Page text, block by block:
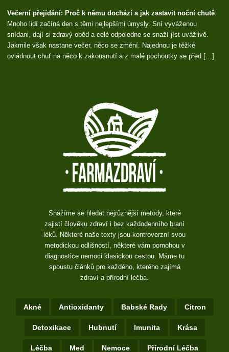
Večerní přejídání: Proč k němu dochází a jak zastavit noční chutě
Mnoho lidí začíná den s těmi nejlepšími úmysly. Sní vyváženou
snídani, dají si zdravý oběd a celé odpoledne se snaží jíst uvážlivě.
Jakmile však nastane večer, něco se změní. Najednou je těžké
ovládnout chuť na něco k zakousnutí a z malé pochoutky se před […]
Snažíme se hledat nejrůznější metody, které
zajistí člověku zdraví i bez každodenního braní
léků. Některé naše texty jsou kontroverzní svou
metodickou odlišností, některé vám pomohou v
diagnostice nemoci klasickou cestou. Máme tu
spoustu článků pro každého, kterého zajímá
zdraví a přírodní léčba.
Akné Antioxidanty Babské Rady Citron
Detoxikace Hubnutí Imunita Krása
Léčba Med Nemoce Přírodní Léčba